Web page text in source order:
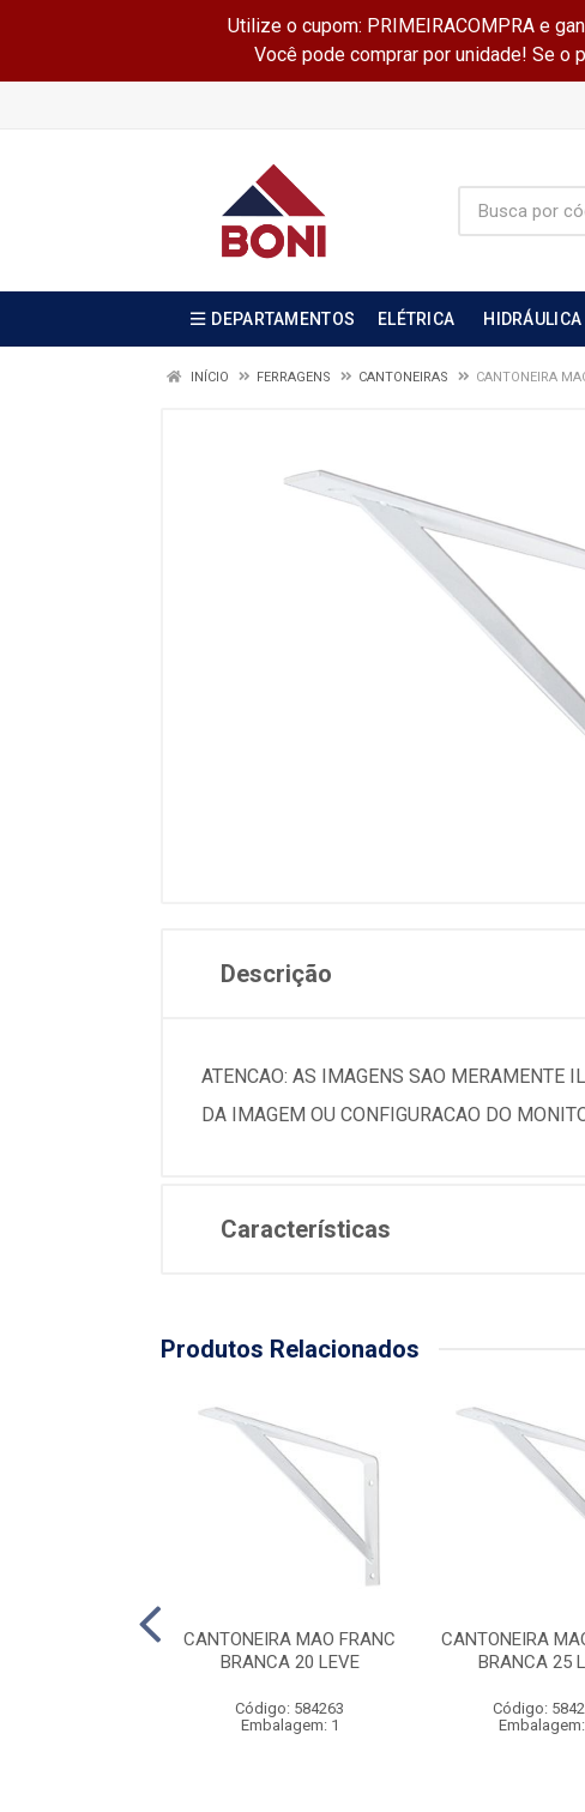
Utilize o cupom: PRIMEIRACOMPRA e
Você pode comprar por unidade! Se o
DEPARTAMENTOS ELÉTRICA HIDRÁULICA
INÍCIO FERRAGENS CANTONEIRAS CANTONEIRA
Descrição
ATENCAO: AS IMAGENS SAO MERAMENTE
DA IMAGEM OU CONFIGURACAO DO
Características
Produtos Relacionados
CANTONEIRA MAO FRANC
BRANCA 20 LEVE
Código: 584263
Embalagem: 1
CANTONEIRA
BRANCA 25
Código:
Embalagem: